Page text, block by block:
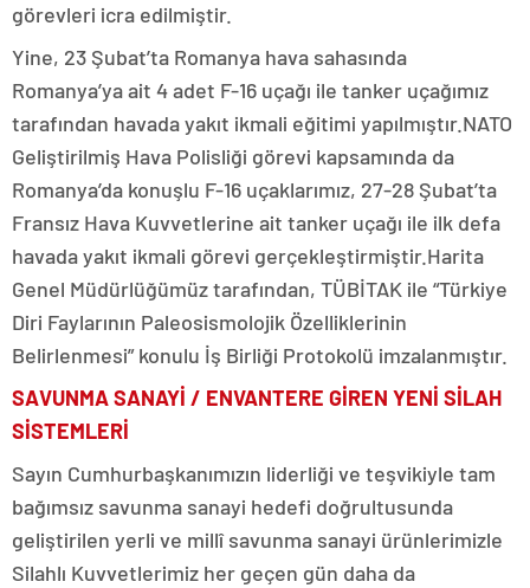
görevleri icra edilmiştir.
Yine, 23 Şubat’ta Romanya hava sahasında
Romanya’ya ait 4 adet F-16 uçağı ile tanker uçağımız
tarafından havada yakıt ikmali eğitimi yapılmıştır.NATO
Geliştirilmiş Hava Polisliği görevi kapsamında da
Romanya’da konuşlu F-16 uçaklarımız, 27-28 Şubat’ta
Fransız Hava Kuvvetlerine ait tanker uçağı ile ilk defa
havada yakıt ikmali görevi gerçekleştirmiştir.Harita
Genel Müdürlüğümüz tarafından, TÜBİTAK ile “Türkiye
Diri Faylarının Paleosismolojik Özelliklerinin
Belirlenmesi” konulu İş Birliği Protokolü imzalanmıştır.
SAVUNMA SANAYİ / ENVANTERE GİREN YENİ SİLAH
SİSTEMLERİ
Sayın Cumhurbaşkanımızın liderliği ve teşvikiyle tam
bağımsız savunma sanayi hedefi doğrultusunda
geliştirilen yerli ve millî savunma sanayi ürünlerimizle
Silahlı Kuvvetlerimiz her geçen gün daha da